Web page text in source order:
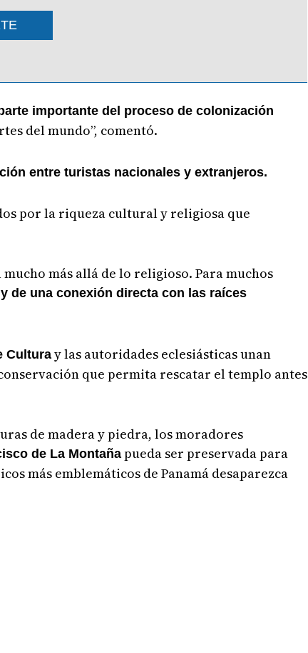
importante del proceso de colonización
del mundo”, comentó.
entre turistas nacionales y extranjeros.
por la riqueza cultural y religiosa que
más allá de lo religioso. Para muchos
de una conexión directa con las raíces
Cultura y las autoridades eclesiásticas unan
que permita rescatar el templo antes
de madera y piedra, los moradores
de La Montaña pueda ser preservada para
más emblemáticos de Panamá desaparezca